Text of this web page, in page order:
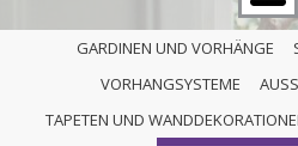
GARDINEN UND VORHÄNGE
VORHANGSYSTEME
TAPETEN UND